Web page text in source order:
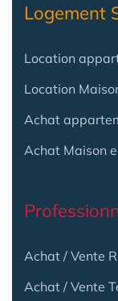
Logement
Location
Location
Achat
Achat Maison
Achat / Vente
Achat / Vente